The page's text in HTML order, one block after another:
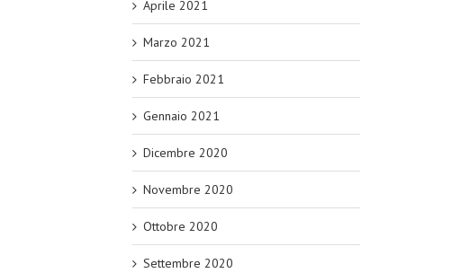
Aprile 2021
Marzo 2021
Febbraio 2021
Gennaio 2021
Dicembre 2020
Novembre 2020
Ottobre 2020
Settembre 2020